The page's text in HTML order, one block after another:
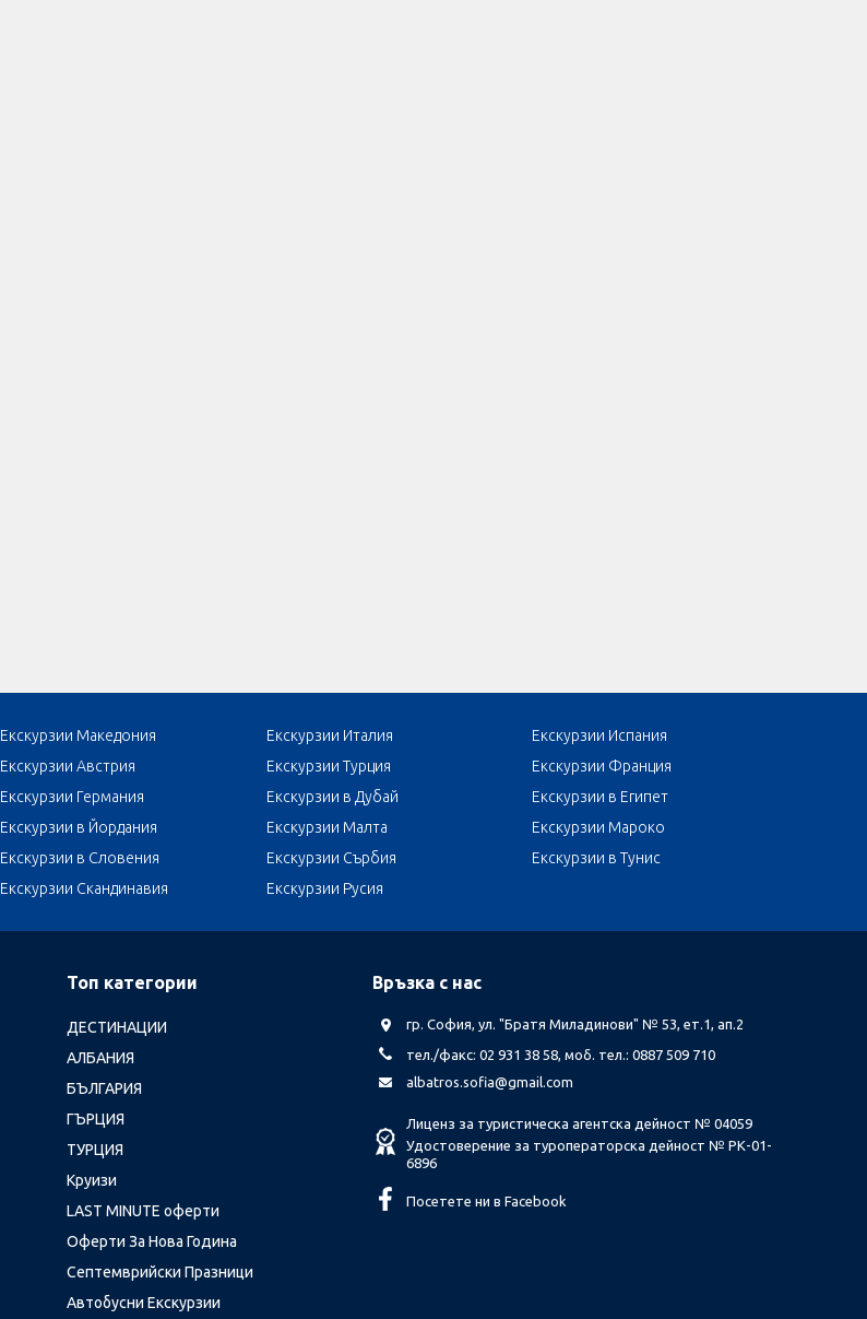
Екскурзии Македония Екскурзии Италия
Екскурзии Испания
Екскурзии Австрия Екскурзии Турция
Екскурзии Франция
Екскурзии Германия Екскурзии в Дубай
Екскурзии в Египет
Екскурзии в Йордания Екскурзии Малта
Екскурзии Мароко
Екскурзии в Словения Екскурзии Сърбия
Екскурзии в Тунис
Екскурзии Скандинавия Екскурзии Русия
Топ категории
ДЕСТИНАЦИИ
АЛБАНИЯ
БЪЛГАРИЯ
ГЪРЦИЯ
ТУРЦИЯ
Круизи
LAST MINUTE оферти
Оферти За Нова Година
Септемврийски Празници
Автобусни Екскурзии
Връзка с нас
гр. София, ул. "Братя Миладинови" № 53, ет.1, ап.2
тел./факс: 02 931 38 58, моб. тел.: 0887 509 710
albatros.sofia@gmail.com
Лиценз за туристическа агентска дейност № 04059
Удостоверение за туроператорска дейност № РК-01-
6896
Посетете ни в Facebook